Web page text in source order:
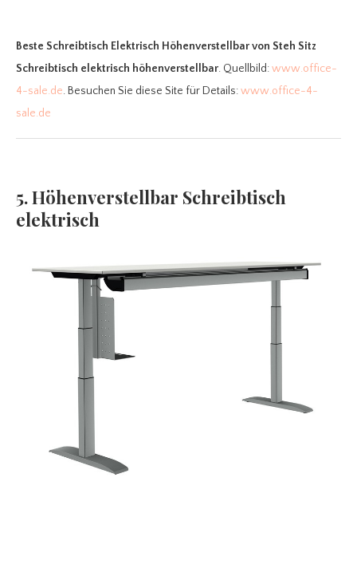
Beste Schreibtisch Elektrisch Höhenverstellbarvon Steh Sitz
Schreibtisch elektrisch höhenverstellbar. Quellbild:www.office-
4-sale.de. Besuchen Sie diese Site für Details:www.office-4-
sale.de
5. Höhenverstellbar Schreibtisch
elektrisch